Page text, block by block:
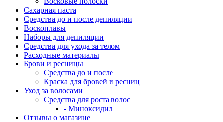
Сахарная паста
Средства до и после депиляции
Воскоплавы
Наборы для депиляции
Средства для ухода за телом
Расходные материалы
Брови и ресницы
Средства до и после
Краска для бровей и ресниц
Уход за волосами
Средства для роста волос
- Миноксидил
Отзывы о магазине